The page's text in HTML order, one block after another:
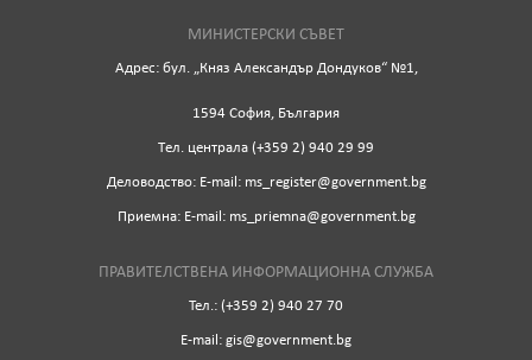
МИНИСТЕРСКИ СЪВЕТ
Адрес: бул. „Княз Александър Дондуков“ №1,
1594 София, България
Tел. централа (+359 2) 940 29 99
Деловодство: Е-mail: ms_register@government.bg
Приемна: Е-mail: ms_priemna@government.bg
ПРАВИТЕЛСТВЕНА ИНФОРМАЦИОННА СЛУЖБА
Тел.: (+359 2) 940 27 70
Е-mail: gis@government.bg